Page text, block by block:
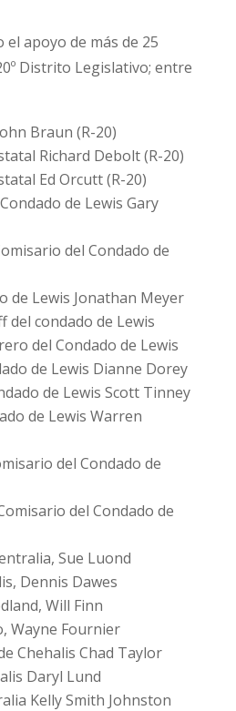
el apoyo de más de 25
Distrito Legislativo; entre
Braun (R-20)
Richard Debolt (R-20)
Ed Orcutt (R-20)
de Lewis Gary
del Condado de
de Lewis Jonathan Meyer
del condado de Lewis
del Condado de Lewis
de Lewis Dianne Dorey
de Lewis Scott Tinney
de Lewis Warren
del Condado de
del Condado de
Sue Luond
Dennis Dawes
Will Finn
Wayne Fournier
Chehalis Chad Taylor
Daryl Lund
Kelly Smith Johnston